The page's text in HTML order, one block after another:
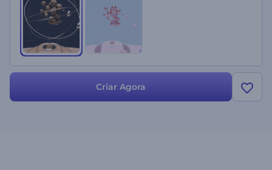
Criar Agora